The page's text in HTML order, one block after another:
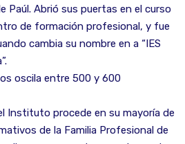
Paúl. Abrió sus puertas en el curso
de formación profesional, y fue
cambia su nombre en a “IES
oscila entre 500 y 600
Instituto procede en su mayoría de
de la Familia Profesional de